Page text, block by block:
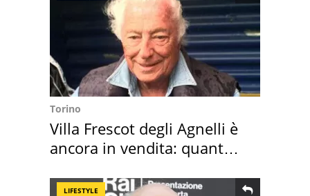
Torino
Villa Frescot degli Agnelli è
ancora in vendita: quanto
LIFESTYLE